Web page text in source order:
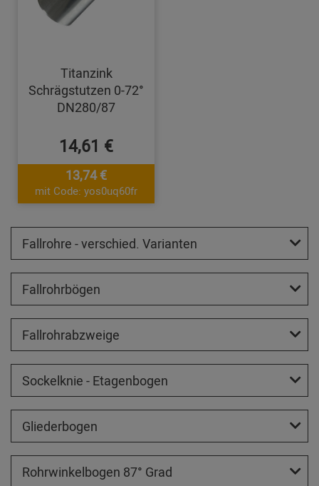
Titanzink
Schrägstutzen 0-72°
DN280/87
14,61 €
13,74 €
mit Code: yos0uq60fr
Fallrohre - verschied. Varianten
Fallrohrbögen
Fallrohrabzweige
Sockelknie - Etagenbogen
Gliederbogen
Rohrwinkelbogen 87° Grad